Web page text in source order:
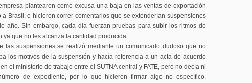
plantearon como excusa una baja en las ventas de exportación
a Brasil, e hicieron correr comentarios que se extenderían suspensiones
año. Sin embargo, cada día fuerzan pruebas para subir los ritmos de
ya que no les alcanza la cantidad producida.
las suspensiones se realizó mediante un comunicado dudoso que no
los motivos de la suspensión y hacía referencia a un acta de acuerdo
el ministerio de trabajo entre el SUTNA central y FATE, pero no decía ni
de expediente, por lo que hicieron firmar algo no específico.